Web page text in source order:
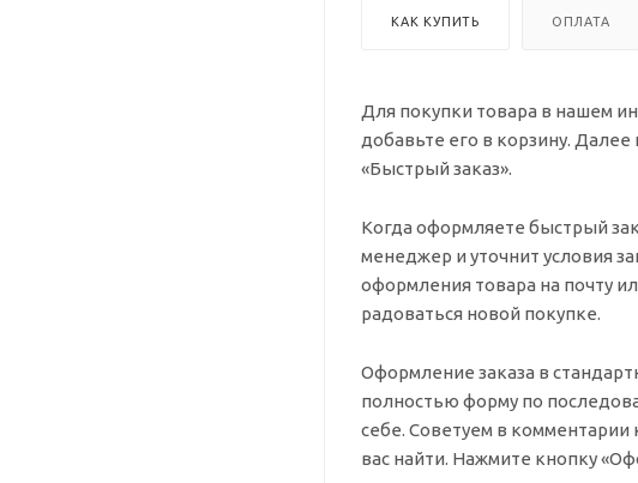
КАК КУПИТЬ ОПЛАТА
Для покупки товара в нашем
добавьте его в корзину.
«Быстрый заказ».
Когда оформляете быстрый
менеджер и уточнит условия
оформления товара на почту
радоваться новой покупке.
Оформление заказа в
полностью форму по
себе. Советуем в комментарии
вас найти. Нажмите кнопку